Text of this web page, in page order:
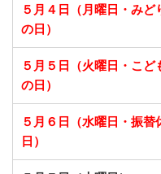
５月４日（月曜日・みど
の日）
５月５日（火曜日・こど
の日）
５月６日（水曜日・振替
日）